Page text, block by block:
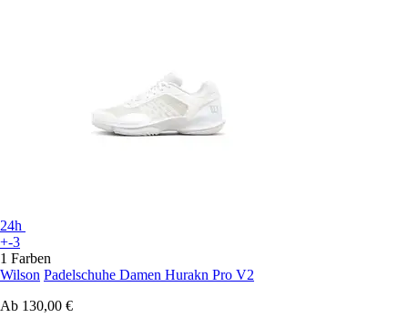
24h
+-3
1 Farben
Wilson Padelschuhe Damen Hurakn Pro V2
Ab 130,00 €